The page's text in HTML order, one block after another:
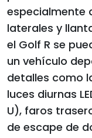
especialmente
laterales y
el Golf R se
un vehículo
detalles como
luces diurnas
U), faros
de escape de